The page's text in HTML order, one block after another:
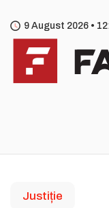
9 August 2026 • 12
Justiție